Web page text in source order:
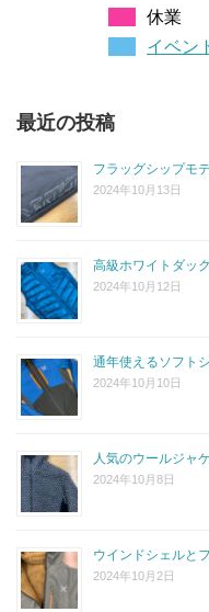
休業
イベン
最近の投稿
フラッグシップモ
2024年10月13日
高級ホワイトダッ
2024年10月12日
通年使えるソフト
2024年10月10日
人気のウールジャ
2024年10月8日
ウインドシェルと
2024年10月2日